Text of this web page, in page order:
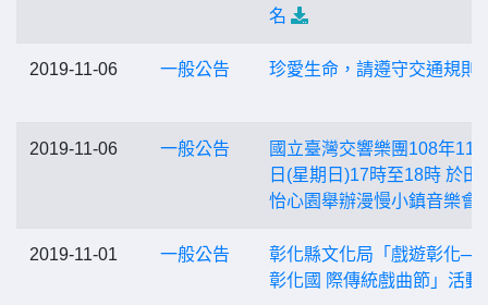
名
2019-11-06 一般公告 珍愛生命，請遵守交通規則
2019-11-06 一般公告
國立臺灣交響樂團108年11
日(星期日)17時至18時 於田
怡心園舉辦漫慢小鎮音樂會
2019-11-01 一般公告
彰化縣文化局「戲遊彰化
彰化國 際傳統戲曲節」活動